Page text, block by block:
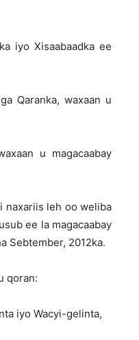
iyo Xisaabaadka ee
Qaranka, waxaan u
u magacaabay
naxariis leh oo weliba
ee la magacaabay
Sebtember, 2012ka.
qoran:
iyo Wacyi-gelinta,